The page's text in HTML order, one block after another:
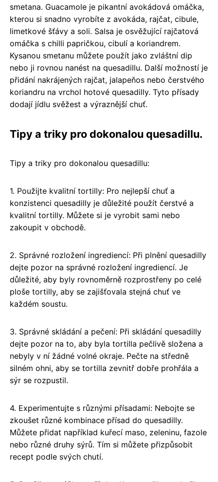
smetana. Guacamole je pikantní avokádová omáčka,
kterou si snadno vyrobíte z avokáda, rajčat, cibule,
limetkové šťávy a soli. Salsa je osvěžující rajčatová
omáčka s chilli papričkou, cibulí a koriandrem.
Kysanou smetanu můžete použít jako zvláštní dip
nebo ji rovnou nanést na quesadillu. Další možností je
přidání nakrájených rajčat, jalapeňos nebo čerstvého
koriandru na vrchol hotové quesadilly. Tyto přísady
dodají jídlu svěžest a výraznější chuť.
Tipy a triky pro dokonalou quesadillu.
Tipy a triky pro dokonalou quesadillu:
1. Použijte kvalitní tortilly: Pro nejlepší chuť a
konzistenci quesadilly je důležité použít čerstvé a
kvalitní tortilly. Můžete si je vyrobit sami nebo
zakoupit v obchodě.
2. Správné rozložení ingrediencí: Při plnění quesadilly
dejte pozor na správné rozložení ingrediencí. Je
důležité, aby byly rovnoměrně rozprostřeny po celé
ploše tortilly, aby se zajišťovala stejná chuť ve
každém soustu.
3. Správné skládání a pečení: Při skládání quesadilly
dejte pozor na to, aby byla tortilla pečlivě složena a
nebyly v ní žádné volné okraje. Pečte na středně
silném ohni, aby se tortilla zevnitř dobře prohřála a
sýr se rozpustil.
4. Experimentujte s různými přísadami: Nebojte se
zkoušet různé kombinace přísad do quesadilly.
Můžete přidat například kuřecí maso, zeleninu, fazole
nebo různé druhy sýrů. Tím si můžete přizpůsobit
recept podle svých chutí.